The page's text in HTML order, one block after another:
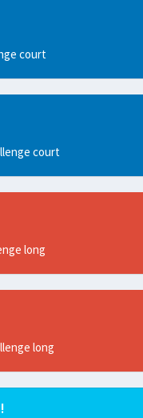
court
court
long
long